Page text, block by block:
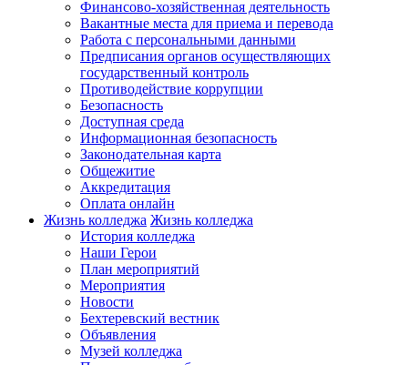
Финансово-хозяйственная деятельность
Вакантные места для приема и перевода
Работа с персональными данными
Предписания органов осуществляющих
государственный контроль
Противодействие коррупции
Безопасность
Доступная среда
Информационная безопасность
Законодательная карта
Общежитие
Аккредитация
Оплата онлайн
Жизнь колледжа Жизнь колледжа
История колледжа
Наши Герои
План мероприятий
Мероприятия
Новости
Бехтеревский вестник
Объявления
Музей колледжа